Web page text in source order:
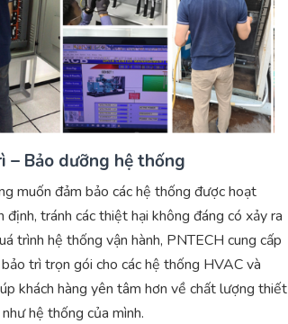
– Bảo dưỡng hệ thống
muốn đảm bảo các hệ thống được hoạt
định, tránh các thiệt hại không đáng có xảy ra
trình hệ thống vận hành, PNTECH cung cấp
trì trọn gói cho các hệ thống HVAC và
khách hàng yên tâm hơn về chất lượng thiết
hệ thống của mình.